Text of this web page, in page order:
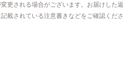
更される場合がございます。お届けした返
載されている注意書きなどをご確認くださ